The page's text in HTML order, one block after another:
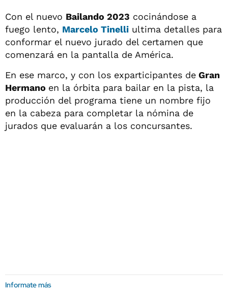
Con el nuevo Bailando 2023 cocinándose a
fuego lento, Marcelo Tinelli ultima detalles para
conformar el nuevo jurado del certamen que
comenzará en la pantalla de América.
En ese marco, y con los exparticipantes de Gran
Hermano en la órbita para bailar en la pista, la
producción del programa tiene un nombre fijo
en la cabeza para completar la nómina de
jurados que evaluarán a los concursantes.
Informate más